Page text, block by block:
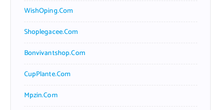
WishOping.com
Shoplegacee.com
Bonvivantshop.com
CupPlante.com
Mpzin.com